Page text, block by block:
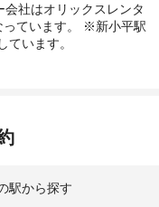
社はオリックスレンタ
っています。 ※新小平駅
います。
駅から探す